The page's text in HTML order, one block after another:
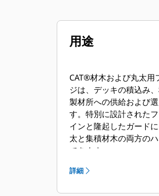
用途
CAT®材木および丸太用
ジは、デッキの積込み、
製材所への供給および
す。特別に設計された
インと隆起したガード
太と集積材木の両方の
できます。
詳細